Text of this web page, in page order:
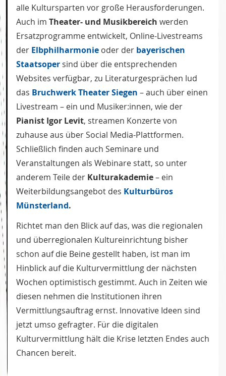
alle Kultursparten vor große Herausforderungen.
Auch im Theater- und Musikbereich werden
Ersatzprogramme entwickelt, Online-Livestreams
der Elbphilharmonie oder der bayerischen
Staatsoper sind über die entsprechenden
Websites verfügbar, zu Literaturgesprächen lud
das Bruchwerk Theater Siegen – auch über einen
Livestream – ein und Musiker:innen, wie der
Pianist Igor Levit, streamen Konzerte von
zuhause aus über Social Media-Plattformen.
Schließlich finden auch Seminare und
Veranstaltungen als Webinare statt, so unter
anderem Teile der Kulturakademie– ein
Weiterbildungsangebot des Kulturbüros
Münsterland.
Richtet man den Blick auf das, was die regionalen
und überregionalen Kultureinrichtung bisher
schon auf die Beine gestellt haben, ist man im
Hinblick auf die Kulturvermittlung der nächsten
Wochen optimistisch gestimmt. Auch in Zeiten wie
diesen nehmen die Institutionen ihren
Vermittlungsauftrag ernst. Innovative Ideen sind
jetzt umso gefragter. Für die digitalen
Kulturvermittlung hält die Krise letzten Endes auch
Chancen bereit.